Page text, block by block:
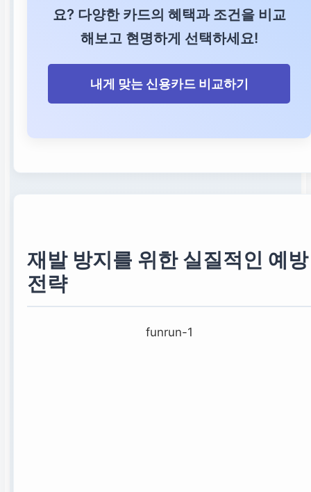
요? 다양한 카드의 혜택과 조건을 비교
해보고 현명하게 선택하세요!
내게 맞는 신용카드 비교하기
재발 방지를 위한 실질적인 예방
전략
funrun-1